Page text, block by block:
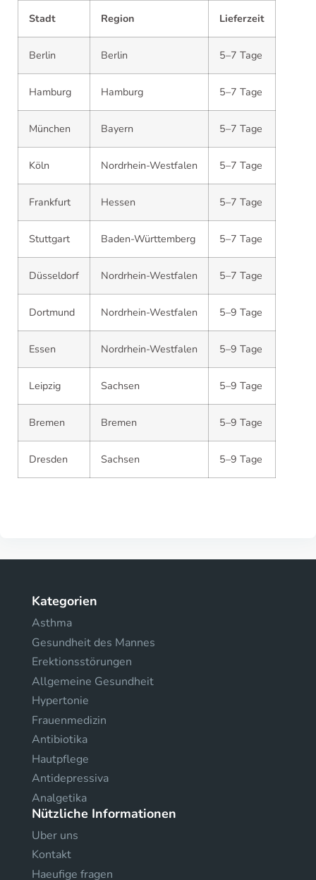
Stadt Region Lieferzeit
Berlin Berlin 5–7 Tage
Hamburg Hamburg 5–7 Tage
München Bayern 5–7 Tage
Köln Nordrhein-Westfalen 5–7 Tage
Frankfurt Hessen 5–7 Tage
Stuttgart Baden-Württemberg 5–7 Tage
Düsseldorf Nordrhein-Westfalen 5–7 Tage
Dortmund Nordrhein-Westfalen 5–9 Tage
Essen Nordrhein-Westfalen 5–9 Tage
Leipzig Sachsen 5–9 Tage
Bremen Bremen 5–9 Tage
Dresden Sachsen 5–9 Tage
Kategorien
Asthma
Gesundheit des Mannes
Erektionsstörungen
Allgemeine Gesundheit
Hypertonie
Frauenmedizin
Antibiotika
Hautpflege
Antidepressiva
Analgetika
Nützliche Informationen
Uber uns
Kontakt
Haeufige fragen